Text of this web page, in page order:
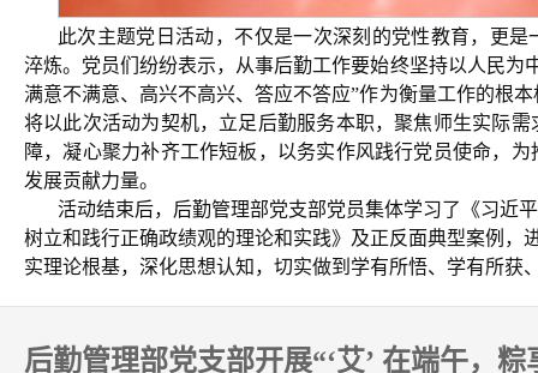
此次主题党日活动，不仅是一次深刻的党性教育，更是
淬炼。党员们纷纷表示，从事后勤工作要始终坚持以人民为
满意不满意、高兴不高兴、答应不答应”作为衡量工作的根
将以此次活动为契机，立足后勤服务本职，聚焦师生实际
障，凝心聚力补齐工作短板，以务实作风践行党员使命，
发展贡献力量。
活动结束后，后勤管理部党支部党员集体学习了《习近
树立和践行正确政绩观的理论和实践》及正反面典型案例，
实理论根基，深化思想认知，切实做到学有所悟、学有所获